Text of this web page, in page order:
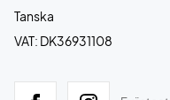
Tanska
VAT: DK36931108